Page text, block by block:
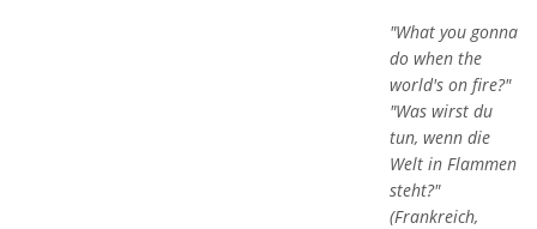
"What you gonna
do when the
world's on fire?"
"Was wirst du
tun, wenn die
Welt in Flammen
steht?"
(Frankreich,